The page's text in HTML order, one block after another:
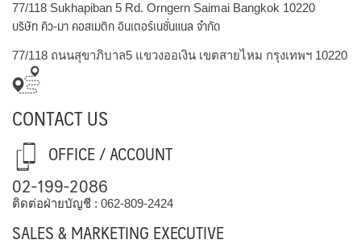
77/118 Sukhapiban 5 Rd. Orngern Saimai Bangkok 10220
บริษัท คิว-มา คอสเมติก อินเตอร์เนชั่นแนล จำกัด
77/118 ถนนสุขาภิบาล5 แขวงออเงิน เขตสายไหม กรุงเทพฯ 10220
CONTACT US
OFFICE / ACCOUNT
02-199-2086
ติดต่อฝ่ายบัญชี : 062-809-2424
SALES & MARKETING EXECUTIVE